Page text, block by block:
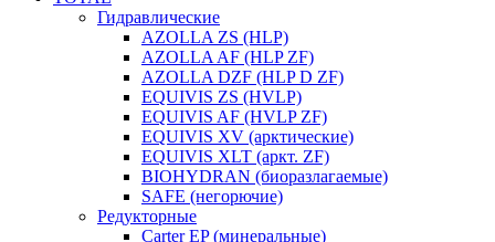
Гидравлические
AZOLLA ZS (HLP)
AZOLLA AF (HLP ZF)
AZOLLA DZF (HLP D ZF)
EQUIVIS ZS (HVLP)
EQUIVIS AF (HVLP ZF)
EQUIVIS XV (арктические)
EQUIVIS XLT (аркт. ZF)
BIOHYDRAN (биоразлагаемые)
SAFE (негорючие)
Редукторные
Carter EP (минеральные)